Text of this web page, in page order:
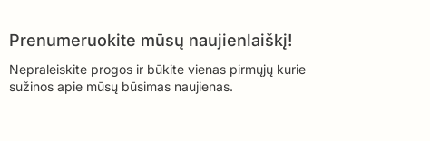
Prenumeruokite mūsų naujienlaiškį!
Nepraleiskite progos ir būkite vienas pirmųjų kurie
sužinos apie mūsų būsimas naujienas.